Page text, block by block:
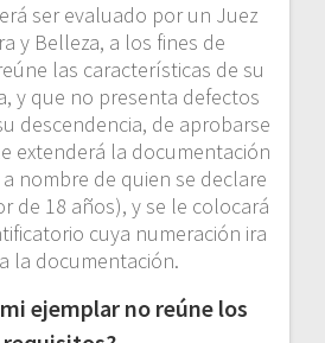
ser evaluado por un Juez
y Belleza, a los fines de
las características de su
y que no presenta defectos
descendencia, de aprobarse
extenderá la documentación
nombre de quien se declare
de 18 años), y se le colocará
cuya numeración ira
la documentación.
ejemplar no reúne los